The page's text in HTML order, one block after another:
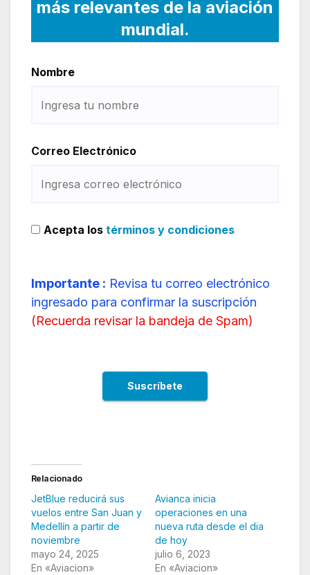
más relevantes de la aviación
mundial.
Nombre
Correo Electrónico
Acepta los términos y condiciones
Importante : Revisa tu correo electrónico
ingresado para confirmar la suscripción
(Recuerda revisar la bandeja de Spam)
Relacionado
JetBlue reducirá sus
vuelos entre San Juan y
Medellín a partir de
noviembre
mayo 24, 2025
En «Aviacion»
Avianca inicia
operaciones en una
nueva ruta desde el dia
de hoy
julio 6, 2023
En «Aviacion»